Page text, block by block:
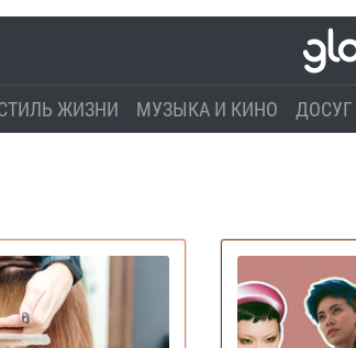
ЖИЗНИ МУЗЫКА И КИНО ДОСУГ